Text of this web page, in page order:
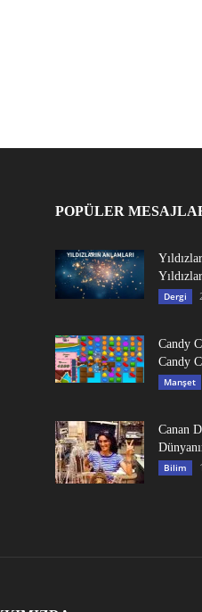
POPÜLER
Dergi
Candy
Candy
Manşet
Canan
Bilim